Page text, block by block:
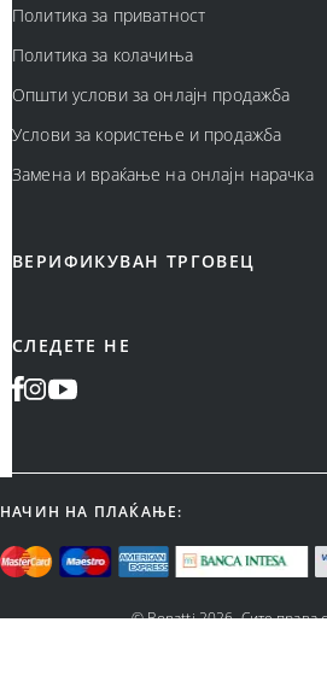
Политика за приватност
Политика за колачиња
Општи услови за онлајн продажба
Услови за користење и продажба
Замена и враќање на онлајн нарачка
ВЕРИФИКУВАН ТРГОВЕЦ
СЛЕДЕТЕ НЕ
НАЧИН НА ПЛАЌАЊЕ:
©Bonatti2026.Сите права